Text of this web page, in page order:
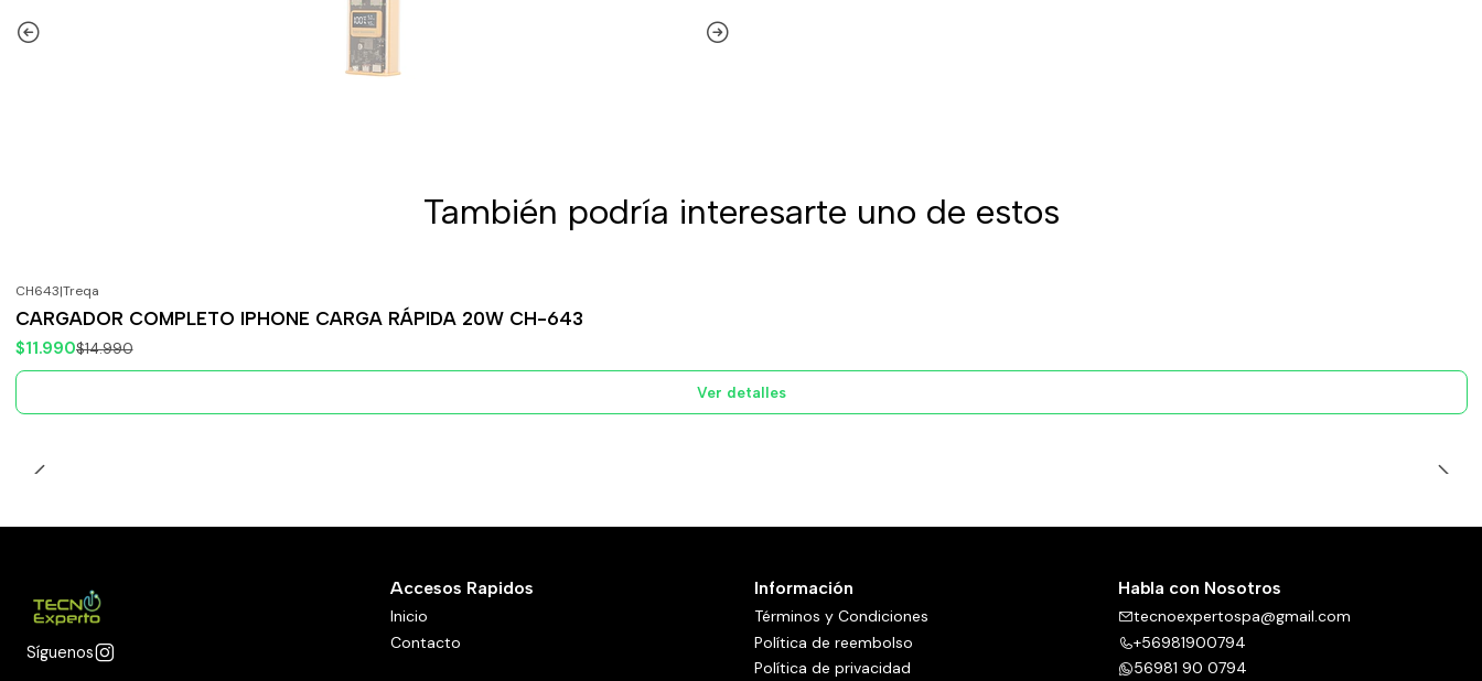
También podría interesarte uno de estos
OFF
Agotado
CH643|Treqa
CARGADOR COMPLETO IPHONE CARGA RÁPIDA 20W CH-643
$11.990$14.990
Ver detalles
Síguenos
Accesos Rapidos
Inicio
Contacto
Información
Términos y Condiciones
Política de reembolso
Política de privacidad
Habla con Nosotros
tecnoexpertospa@gmail.com
+56981900794
56981 90 0794